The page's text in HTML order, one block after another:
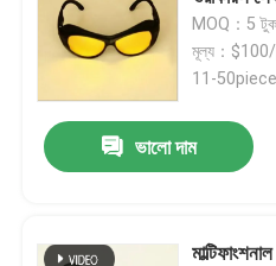
MOQ：5
মূল্য：
11-
ভালো দাম